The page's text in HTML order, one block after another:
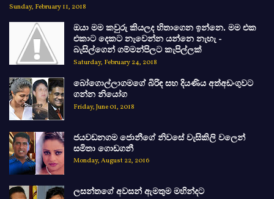
Sunday, February 11, 2018
ඔයා මම කවුරු කියලද හිතාගෙන ඉන්නෙ. මම එක
එකාට දෙකට නැවෙන්න යන්නෙ නැහැ -
බැසිල්ගෙන් ගම්මන්පිලට කැපිල්ලක්
Saturday, February 24, 2018
බෝගොල්ලාගමගේ බිරිඳ සහ දියණිය අත්අඩංගුවට
ගන්න නියෝග
Friday, June 01, 2018
ජයවඩනගම ජොනීගේ නිවසේ වැසිකිලි වලෙන්
සමිතා ගොඩගනී
Monday, August 22, 2016
ලසන්තගේ අවසන් ඇමතුම මහින්දට